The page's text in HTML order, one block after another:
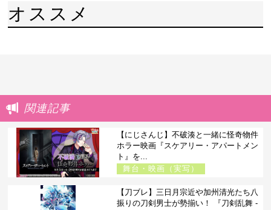
オススメ
関連記事
【にじさんじ】不破湊と一緒に怪奇物件
ホラー映画『スケアリー・アパートメン
ト』を...
舞台・映画（実写）
【刀ブレ】三日月宗近や加州清光たち八
振りの刀剣男士が勢揃い！ 『刀剣乱舞 -